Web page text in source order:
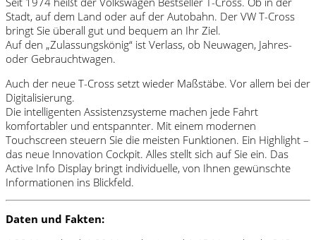
Stadt, auf dem Land oder auf der Autobahn. Der VW T-Cross
bringt Sie überall gut und bequem an Ihr Ziel.
Auf den „Zulassungskönig“ ist Verlass, ob Neuwagen, Jahres-
oder Gebrauchtwagen.
Auch der neue T-Cross setzt wieder Maßstäbe. Vor allem bei der
Digitalisierung.
Die intelligenten Assistenzsysteme machen jede Fahrt
komfortabler und entspannter. Mit einem modernen
Touchscreen steuern Sie die meisten Funktionen. Ein Highlight –
das neue Innovation Cockpit. Alles stellt sich auf Sie ein. Das
Active Info Display bringt individuelle, von Ihnen gewünschte
Informationen ins Blickfeld.
Daten und Fakten: